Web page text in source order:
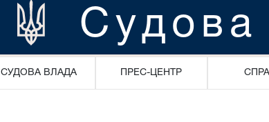
Судова
СУДОВА ВЛАДА ПРЕС-ЦЕНТР